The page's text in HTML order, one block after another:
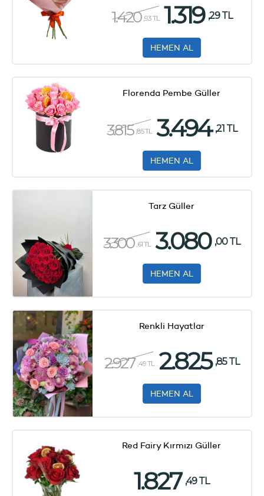
1.420 ,93 TL 1.319 ,29 TL
HEMEN AL
Florenda Pembe Güller
3.815 ,85 TL 3.494 ,21 TL
HEMEN AL
Tarz Güller
3.300 ,61 TL 3.080 ,00 TL
HEMEN AL
Renkli Hayatlar
2.927 ,49 TL 2.825 ,85 TL
HEMEN AL
Red Fairy Kırmızı Güller
1.827 ,49 TL